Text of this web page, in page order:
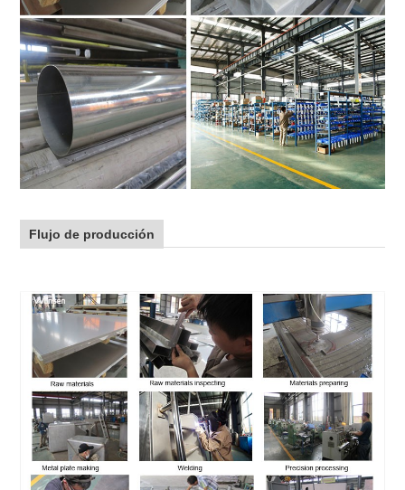
Flujo de producción